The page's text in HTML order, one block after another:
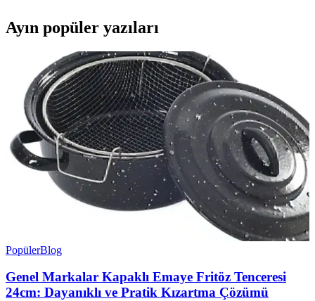
Ayın popüler yazıları
PopülerBlog
Genel Markalar Kapaklı Emaye Fritöz Tenceresi
24cm: Dayanıklı ve Pratik Kızartma Çözümü